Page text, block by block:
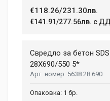
€118.26/231.30лв.
€141.91/277.56лв. с
Свредло за бетон
28X690/550 5*
5638 28 690
1 бр.